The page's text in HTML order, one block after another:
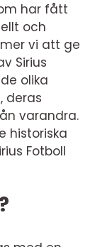
har fått
och
vi att ge
Sirius
olika
deras
varandra.
historiska
Fotboll